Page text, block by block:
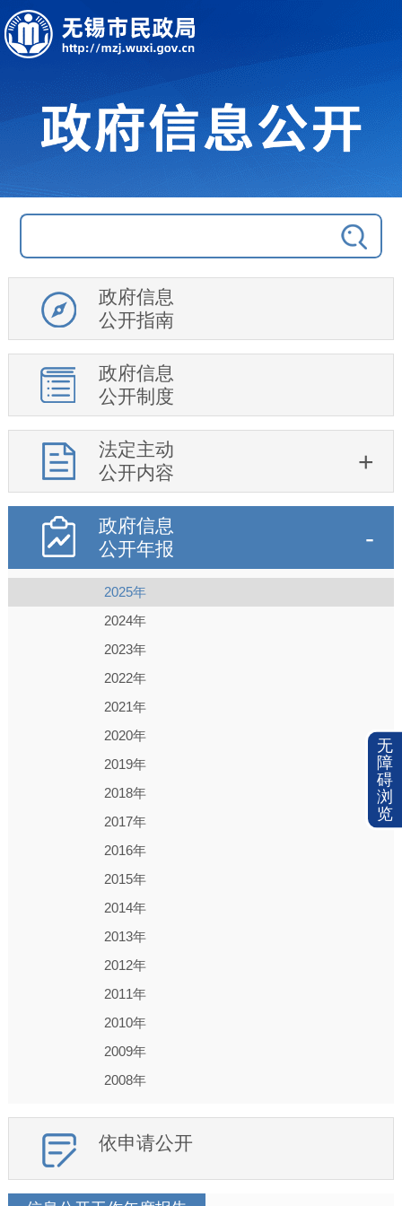
政府信息
公开指南
政府信息
公开制度
法定主动
公开内容
政府信息
公开年报
2025年
2024年
2023年
2022年
2021年
2020年
2019年
2018年
2017年
2016年
2015年
2014年
2013年
2012年
2011年
2010年
2009年
2008年
依申请公开
无
障
碍
浏
览